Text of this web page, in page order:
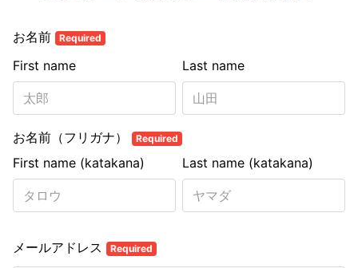
お名前 Required
Last name
First name
お名前（フリガナ） Required
Last name (katakana)
First name (katakana)
メールアドレス Required